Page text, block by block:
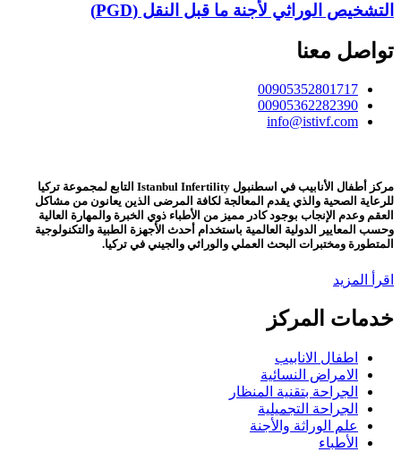
التشخيص الوراثي لأجنة ما قبل النقل (PGD)
تواصل معنا
00905352801717
00905362282390
info@istivf.com
مركز أطفال الأنابيب في اسطنبول Istanbul Infertility التابع لمجموعة تركيا
للرعاية الصحية والذي يقدم المعالجة لكافة المرضى الذين يعانون من مشاكل
العقم وعدم الإنجاب بوجود كادر مميز من الأطباء ذوي الخبرة والمهارة العالية
وحسب المعايير الدولية العالمية باستخدام أحدث الأجهزة الطبية والتكنولوجية
المتطورة ومختبرات البحث العملي والوراثي والجيني في تركيا.
اقرأ المزيد
خدمات المركز
اطفال الانابيب
الامراض النسائية
الجراحة بتقنية المنظار
الجراحة التجميلية
علم الوراثة والأجنة
الأطباء